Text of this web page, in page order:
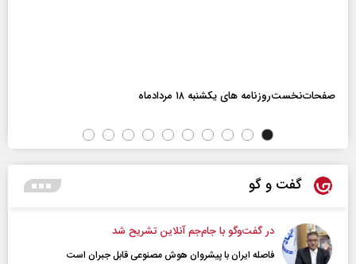
صفحات‌نخست‌روزنامه ها‌ی یکشنبه ۱۸ مردادماه
گفت و گو
در گفت‌و‌گو با جام‌جم آنلاین تشریح شد
فاصله ایران با پیشرو‌ان هوش مصنوعی قابل جبران است